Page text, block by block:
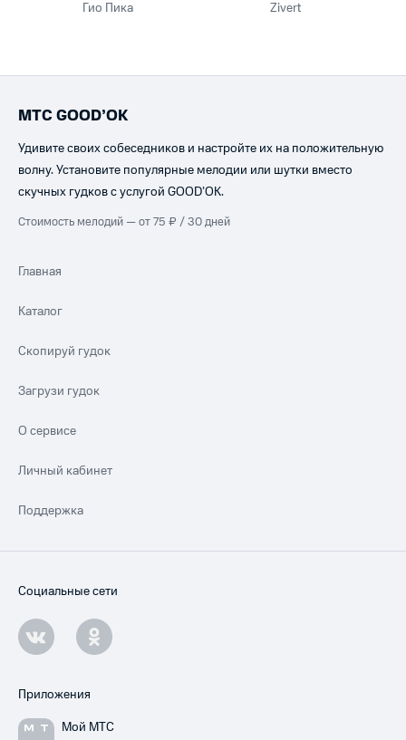
Гио Пика Zivert
МТС GOOD’OK
Удивите своих собеседников и настройте их на положительную
волну. Установите популярные мелодии или шутки вместо
скучных гудков с услугой GOOD’OK.
Стоимость мелодий — от 75 ₽ / 30 дней
Главная
Каталог
Скопируй гудок
Загрузи гудок
О сервисе
Личный кабинет
Поддержка
Социальные сети
Приложения
Мой МТС